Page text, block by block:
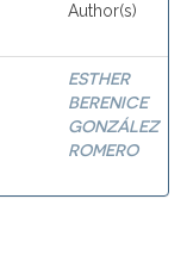
Author(s)
ESTHER
BERENICE
GONZÁLEZ
ROMERO